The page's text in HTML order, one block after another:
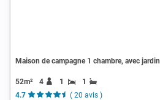
Maison de campagne 1 chambre, avec jardin
52m² 4 1
1
4.7
( 20 avis )